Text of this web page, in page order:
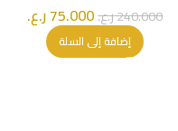
240.000ر.ع.75.000ر.ع.
إضافة إلى السلة